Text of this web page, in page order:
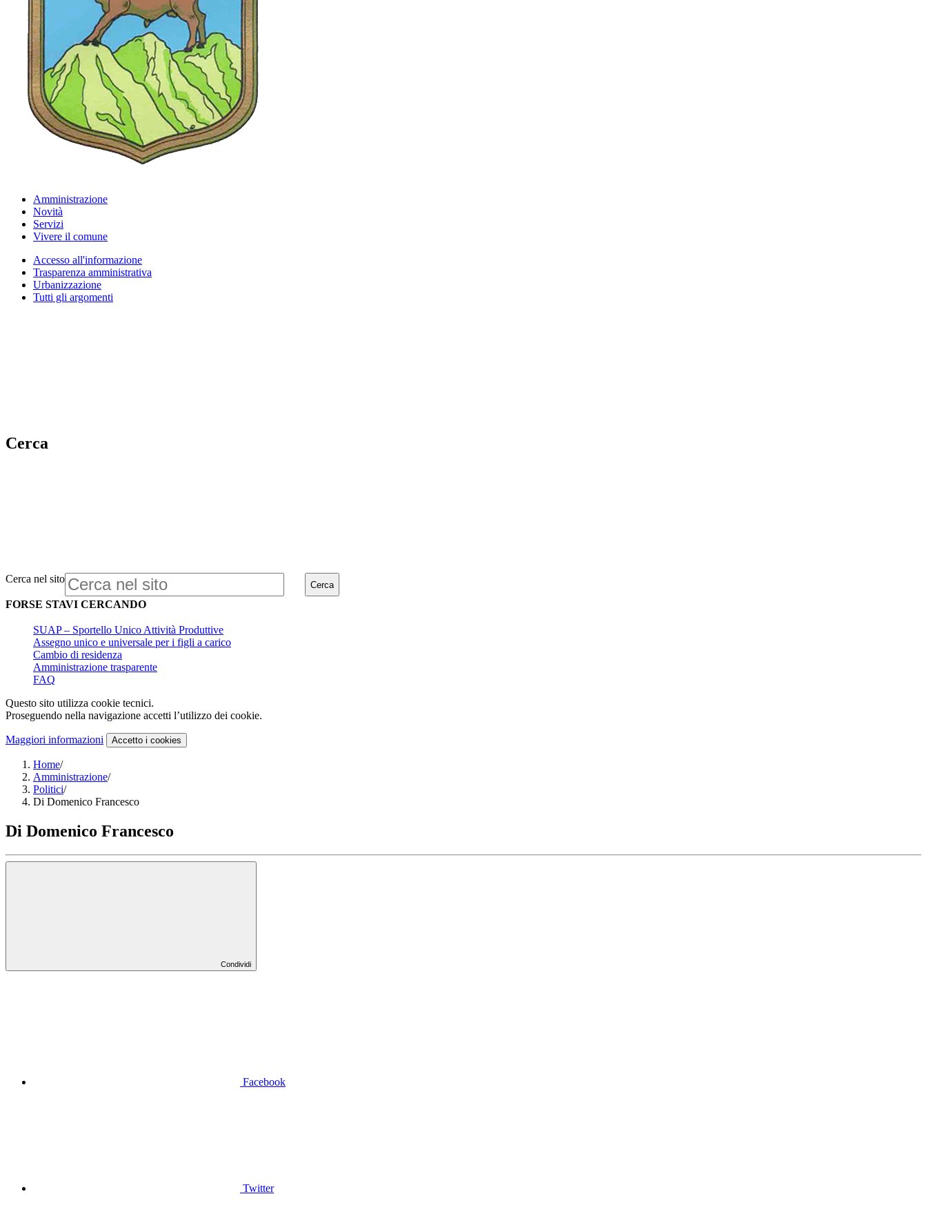
Amministrazione
Novità
Servizi
Vivere il comune
Accesso all'informazione
Trasparenza amministrativa
Urbanizzazione
Tutti gli argomenti
Cerca
Cerca nel sito Cerca
FORSE STAVI CERCANDO
SUAP – Sportello Unico Attività Produttive
Assegno unico e universale per i figli a carico
Cambio di residenza
Amministrazione trasparente
FAQ
Questo sito utilizza cookie tecnici.
Proseguendo nella navigazione accetti l’utilizzo dei cookie.
Maggiori informazioni Accetto i cookies
Home/
Amministrazione/
Politici/
Di Domenico Francesco
Di Domenico Francesco
Condividi
Facebook
Twitter